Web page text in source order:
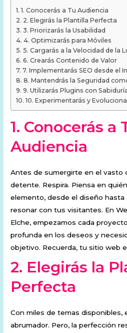
1. Conocerás a Tu Audiencia
2. Elegirás la Plantilla Perfecta
3. Priorizarás la Usabilidad
4. Optimizarás para Móviles
5. Cargarás a la Velocidad de la
6. Crearás Contenido de Valor
7. Implementarás SEO desde el
8. Mantendrás la Seguridad
9. Utilizarás Plugins con
10. Experimentarás y
1. Conocerás a
Audiencia
Antes de sumergirte en el vasto
detente. Respira. Piensa en
elemento, desde el diseño
resonar con tus visitantes. En
Elche, empezamos cada
profunda en los deseos y
objetivo. Recuerda, tu sitio web
2. Elegirás la
Perfecta
Con miles de temas disponibles,
abrumador. Pero, la perfección